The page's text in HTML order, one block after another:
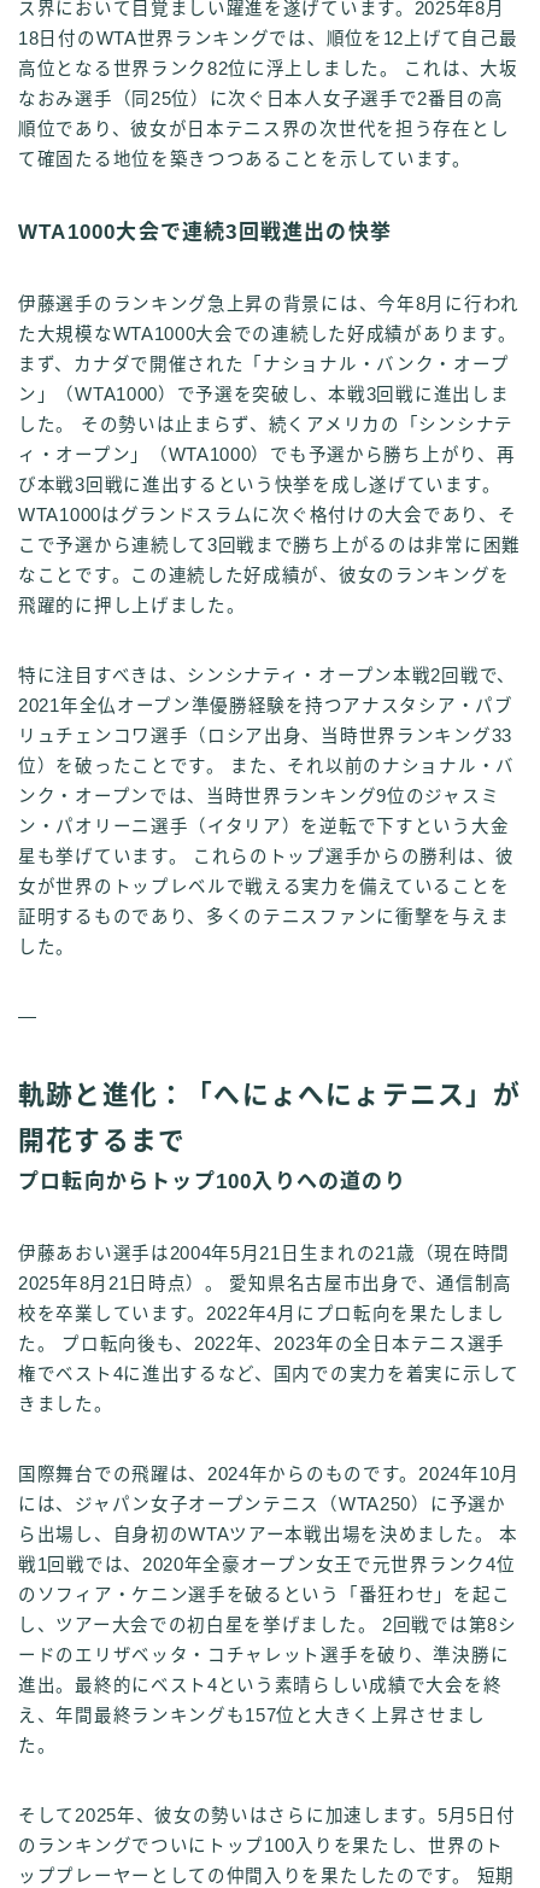
ス界において目覚ましい躍進を遂げています。2025年8月
18日付のWTA世界ランキングでは、順位を12上げて自己最
高位となる世界ランク82位に浮上しました。 これは、大坂
なおみ選手（同25位）に次ぐ日本人女子選手で2番目の高
順位であり、彼女が日本テニス界の次世代を担う存在とし
て確固たる地位を築きつつあることを示しています。
WTA1000大会で連続3回戦進出の快挙
伊藤選手のランキング急上昇の背景には、今年8月に行われ
た大規模なWTA1000大会での連続した好成績があります。
まず、カナダで開催された「ナショナル・バンク・オープ
ン」（WTA1000）で予選を突破し、本戦3回戦に進出しま
した。 その勢いは止まらず、続くアメリカの「シンシナテ
ィ・オープン」（WTA1000）でも予選から勝ち上がり、再
び本戦3回戦に進出するという快挙を成し遂げています。
WTA1000はグランドスラムに次ぐ格付けの大会であり、そ
こで予選から連続して3回戦まで勝ち上がるのは非常に困難
なことです。この連続した好成績が、彼女のランキングを
飛躍的に押し上げました。
特に注目すべきは、シンシナティ・オープン本戦2回戦で、
2021年全仏オープン準優勝経験を持つアナスタシア・パブ
リュチェンコワ選手（ロシア出身、当時世界ランキング33
位）を破ったことです。 また、それ以前のナショナル・バ
ンク・オープンでは、当時世界ランキング9位のジャスミ
ン・パオリーニ選手（イタリア）を逆転で下すという大金
星も挙げています。 これらのトップ選手からの勝利は、彼
女が世界のトップレベルで戦える実力を備えていることを
証明するものであり、多くのテニスファンに衝撃を与えま
した。
—
軌跡と進化：「へにょへにょテニス」が
開花するまで
プロ転向からトップ100入りへの道のり
伊藤あおい選手は2004年5月21日生まれの21歳（現在時間
2025年8月21日時点）。 愛知県名古屋市出身で、通信制高
校を卒業しています。2022年4月にプロ転向を果たしまし
た。 プロ転向後も、2022年、2023年の全日本テニス選手
権でベスト4に進出するなど、国内での実力を着実に示して
きました。
国際舞台での飛躍は、2024年からのものです。2024年10月
には、ジャパン女子オープンテニス（WTA250）に予選か
ら出場し、自身初のWTAツアー本戦出場を決めました。 本
戦1回戦では、2020年全豪オープン女王で元世界ランク4位
のソフィア・ケニン選手を破るという「番狂わせ」を起こ
し、ツアー大会での初白星を挙げました。 2回戦では第8シ
ードのエリザベッタ・コチャレット選手を破り、準決勝に
進出。最終的にベスト4という素晴らしい成績で大会を終
え、年間最終ランキングも157位と大きく上昇させまし
た。
そして2025年、彼女の勢いはさらに加速します。5月5日付
のランキングでついにトップ100入りを果たし、世界のト
ッププレーヤーとしての仲間入りを果たしたのです。 短期